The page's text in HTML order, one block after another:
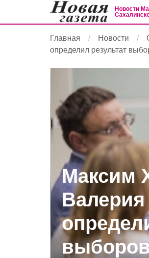
Новости
Главная Новости
определил результат
Максим
Валерия